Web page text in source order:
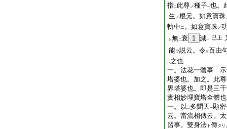
指二 此尊ノ種子一也。
生 ノ根元。如意寶珠
軌中ニ。如意寶珠ノ
レ無二衰 1 減一 已上
能ヲ説云。令三百由
レ之也
一。法花一體事 示
塔婆也。加之。此
界塔婆也。即是三
實相妙理寶塔全體
一。以 二 多聞天一顯
云。當流相傳云。
習事。雙身法 ト 傳タリ